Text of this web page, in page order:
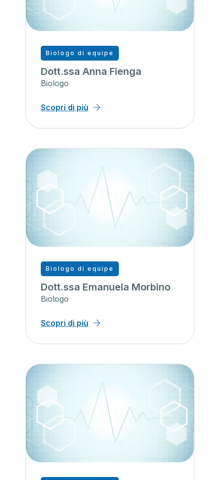
Biologo di equipe
Dott.ssa Anna Fienga
Biologo
Scopri di più
Biologo di equipe
Dott.ssa Emanuela Morbino
Biologo
Scopri di più